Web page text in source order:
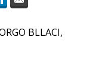
BLLACI,